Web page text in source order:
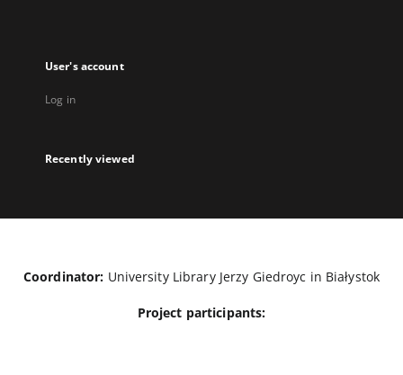
User's account
Log in
Recently viewed
Coordinator: University Library Jerzy Giedroyc in Białystok
Project participants: